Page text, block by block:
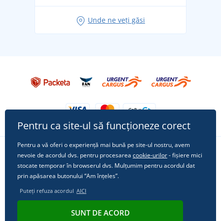
Tricoul preferat City în rol principal: ținute pentru
Unde ne veți găsi
Urmărește-ne pe rețelele sociale
© 2011 - 2026, Dual Trade s.r.o. | Din punct de vedere tehnic oferă
Pentru ca site-ul să funcționeze corect
Pentru a vă oferi o experiență mai bună pe site-ul nostru, avem
nevoie de acordul dvs. pentru procesarea cookie-urilor- fișiere mici
stocate temporar în browserul dvs. Mulțumim pentru acordul dat
prin apăsarea butonului “Am înțeles”.
Puteți refuza acordul AICI
SUNT DE ACORD